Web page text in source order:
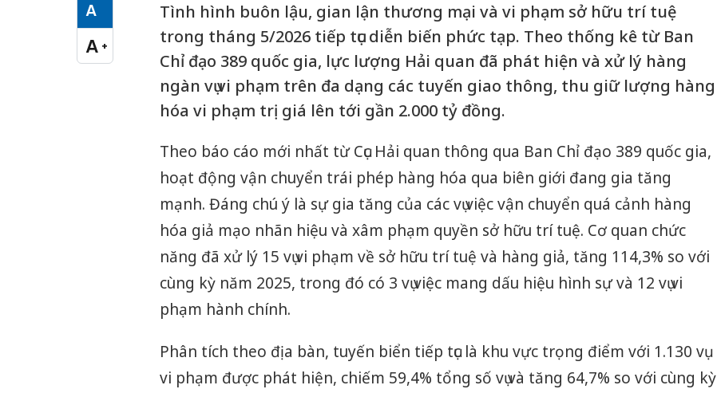
A
Cỡ chữ vừa
A +
Cỡ chữ lớn
Tình hình buôn lậu, gian lận thương mại và vi phạm sở hữu trí tuệ
trong tháng 5/2026 tiếp tục diễn biến phức tạp. Theo thống kê từ Ban
Chỉ đạo 389 quốc gia, lực lượng Hải quan đã phát hiện và xử lý hàng
ngàn vụ vi phạm trên đa dạng các tuyến giao thông, thu giữ lượng hàng
hóa vi phạm trị giá lên tới gần 2.000 tỷ đồng.
Theo báo cáo mới nhất từ Cục Hải quan thông qua Ban Chỉ đạo 389 quốc gia,
hoạt động vận chuyển trái phép hàng hóa qua biên giới đang gia tăng
mạnh. Đáng chú ý là sự gia tăng của các vụ việc vận chuyển quá cảnh hàng
hóa giả mạo nhãn hiệu và xâm phạm quyền sở hữu trí tuệ. Cơ quan chức
năng đã xử lý 15 vụ vi phạm về sở hữu trí tuệ và hàng giả, tăng 114,3% so với
cùng kỳ năm 2025, trong đó có 3 vụ việc mang dấu hiệu hình sự và 12 vụ vi
phạm hành chính.
Phân tích theo địa bàn, tuyến biển tiếp tục là khu vực trọng điểm với 1.130 vụ
vi phạm được phát hiện, chiếm 59,4% tổng số vụ và tăng 64,7% so với cùng kỳ